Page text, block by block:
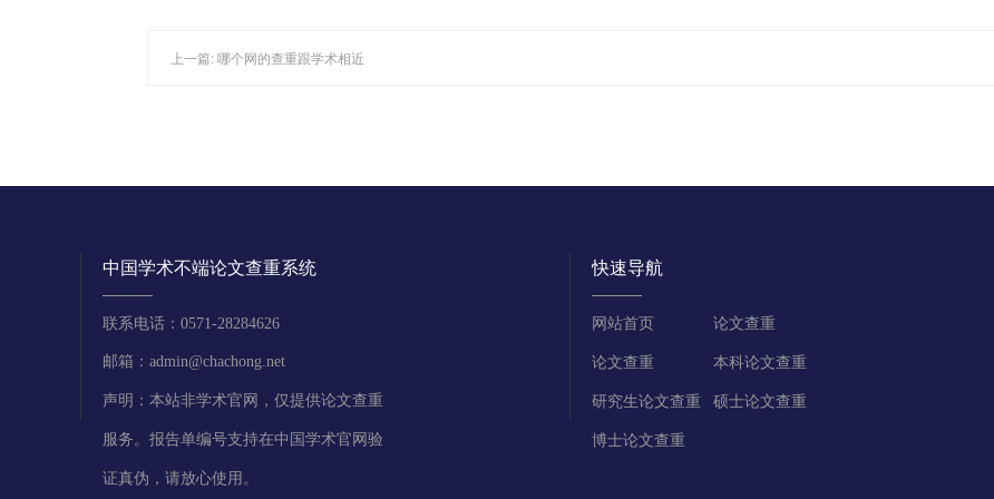
上一篇: 哪个网的查重跟学术相近
中国学术不端论文查重系统
联系电话：0571-28284626
邮箱：admin@chachong.net
声明：本站非学术官网，仅提供论文查重
服务。报告单编号支持在中国学术官网验
证真伪，请放心使用。
快速导航
网站首页 论文查重
论文查重 本科论文查重
研究生论文查重 硕士论文查重
博士论文查重